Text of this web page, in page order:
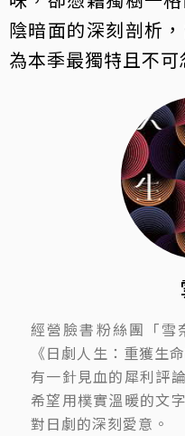
陰暗面的深刻剖析
為本季最獨特且不可
經營臉書粉絲團「雪
《日劇人生：重獲生
有一針見血的犀利評
希望用樸實溫暖的文
對日劇的深刻愛意。